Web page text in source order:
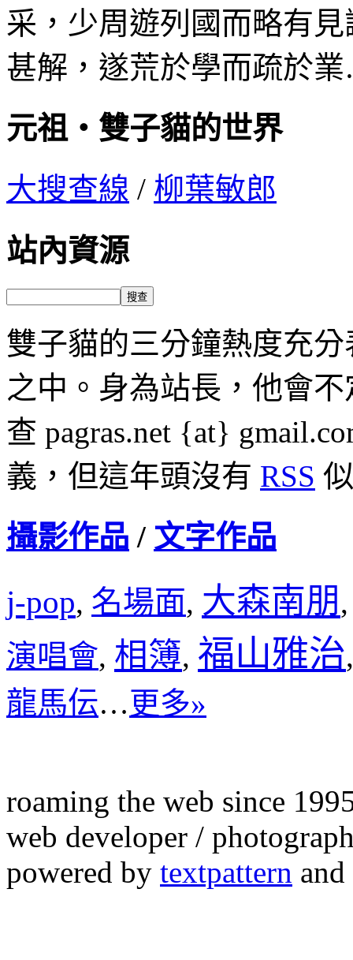
采，少周遊列國而略有
甚解，遂荒於學而疏於
元祖‧雙子貓的世界
大搜查線 / 柳葉敏郎
站內資源
雙子貓的三分鐘熱度充
之中。身為站長，他會
查 pagras.net {at}
義，但這年頭沒有 RSS
攝影作品 / 文字作品
j-pop, 名場面, 大森南朋
演唱會, 相簿, 福山雅治
龍馬伝…更多»
roaming the web since
web developer /
powered by textpattern